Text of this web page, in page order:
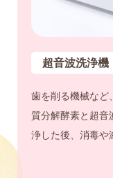
超音波洗浄機
歯を削る機械など
質分解酵素と超音
浄した後、消毒や